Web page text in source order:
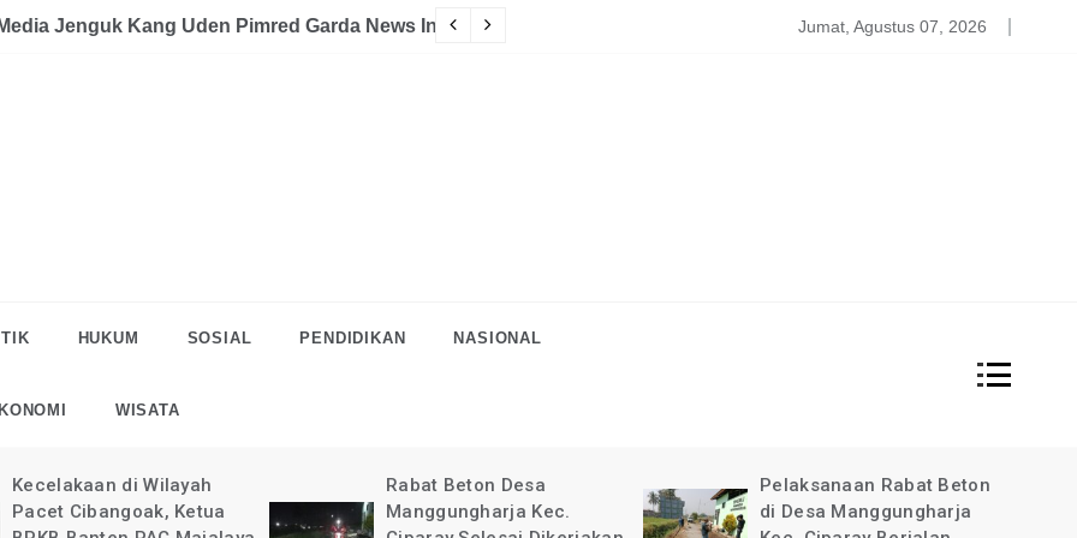
Halau LSM Dipolisikan Satgas PDBA Bantah Tidak Akomodir Bantuan Korban
Jumat, Agustus 07, 2026
HUKUM SOSIAL PENDIDIKAN NASIONAL
WISATA
Rabat Beton Desa
Manggungharja Kec.
Pelaksanaan Rabat Beton
di Desa Manggungharja
Pimpinan Redaksi Garda
News Indonesia Ucapkan